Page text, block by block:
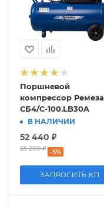
Поршневой
компрессор Ремеза
СБ4/С-100.LB30A
В НАЛИЧИИ
52 440 ₽
55 200₽ -5%
ЗАПРОСИТЬ КП